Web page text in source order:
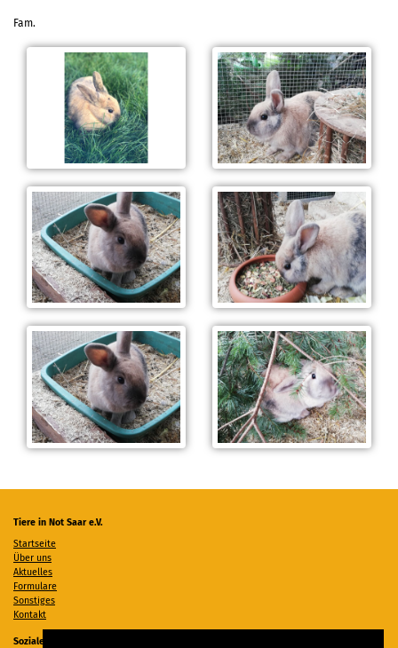
Fam.
Tiere in Not Saar e.V.
Startseite
Über uns
Aktuelles
Formulare
Sonstiges
Kontakt
Soziale Medien